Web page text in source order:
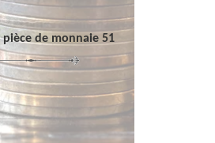
pièce de monnaie 51